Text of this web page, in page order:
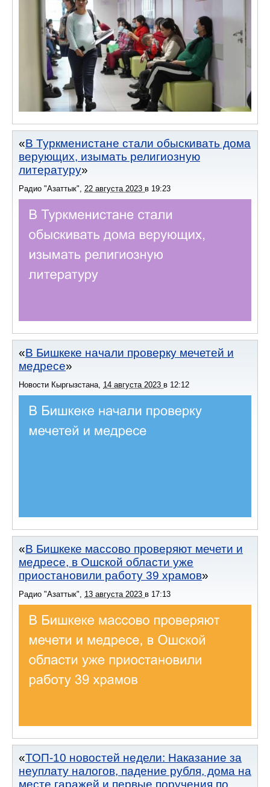
В Туркменистане стали обыскивать дома
верующих, изымать религиозную
литературу
Радио "Азаттык", 22 августа 2023 в 19:23
В Бишкеке начали проверку мечетей и
медресе
Новости Кыргызстана 14 августа 2023 в 12:12
В Бишкеке массово проверяют мечети и
медресе, в Ошской области уже
приостановили работу 39 храмов
Радио "Азаттык" 13 августа 2023 в 17:13
ТОП-10 новостей недели: Наказание за
неуплату налогов, падение рубля, дома на